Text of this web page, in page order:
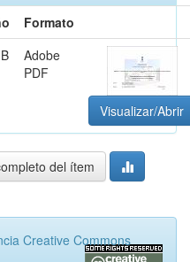
Formato
Adobe
PDF
Visualizar/Abrir
del ítem
Creative Commons